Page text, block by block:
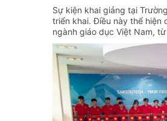
Sự kiện khai giảng tại
triển khai. Điều này thể hiện
ngành giáo dục Việt Nam,